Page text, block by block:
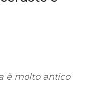
è molto antico